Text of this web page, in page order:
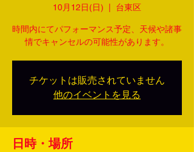
10月12日(日) 台東区
時間内にてパフォーマンス予定、天候や諸事
情でキャンセルの可能性があります。
チケットは販売されていません
他のイベントを見る
日時・場所